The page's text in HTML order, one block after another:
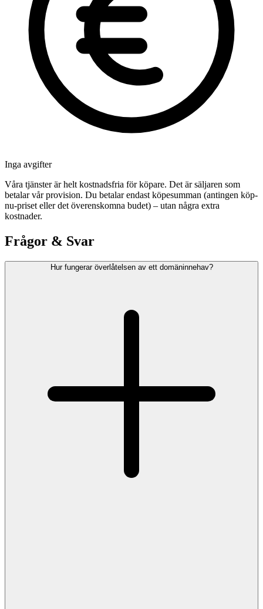
Inga avgifter
Våra tjänster är helt kostnadsfria för köpare. Det är säljaren som
betalar vår provision. Du betalar endast köpesumman (antingen köp-
nu-priset eller det överenskomna budet) – utan några extra
kostnader.
Frågor & Svar
Hur fungerar överlåtelsen av ett domäninnehav?